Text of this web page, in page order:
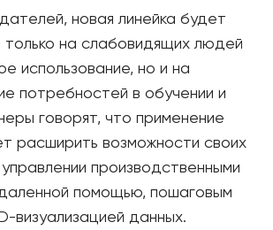
новая линейка будет
только на слабовидящих людей
использование, но и на
потребностей в обучении и
говорят, что применение
расширить возможности своих
производственными
помощью, пошаговым
визуализацией данных.